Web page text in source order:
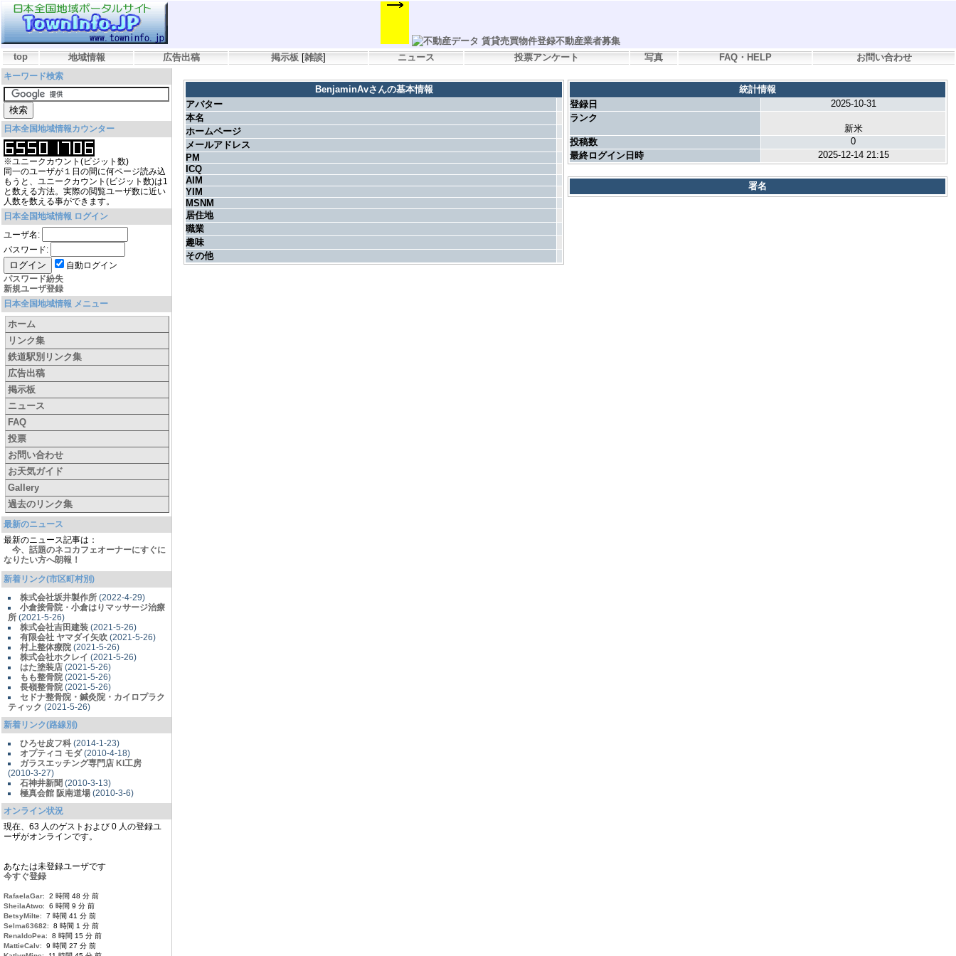
top 地域情報 広告出稿 掲示板 [雑談] ニュース 投票アンケート 写真 FAQ・HELP お問い合わせ
キーワード検索
日本全国地域情報カウンター
※ユニークカウント(ビジット数)
同一のユーザが１日の間に何ページ読み込
もうと、ユニークカウント(ビジット数)は1
と数える方法。実際の閲覧ユーザ数に近い
人数を数える事ができます。
日本全国地域情報 ログイン
ユーザ名:
パスワード:
自動ログイン
パスワード紛失
新規ユーザ登録
日本全国地域情報 メニュー
ホーム
リンク集
鉄道駅別リンク集
広告出稿
掲示板
ニュース
FAQ
投票
お問い合わせ
お天気ガイド
Gallery
過去のリンク集
最新のニュース
最新のニュース記事は：
今、話題のネコカフェオーナーにすぐに
なりたい方へ朗報！
新着リンク(市区町村別)
株式会社坂井製作所 (2022-4-29)
小倉接骨院・小倉はりマッサージ治療
所 (2021-5-26)
株式会社吉田建装 (2021-5-26)
有限会社 ヤマダイ矢吹 (2021-5-26)
村上整体療院 (2021-5-26)
株式会社ホクレイ (2021-5-26)
はた塗装店 (2021-5-26)
もも整骨院 (2021-5-26)
長嶺整骨院 (2021-5-26)
セドナ整骨院・鍼灸院・カイロプラク
ティック (2021-5-26)
新着リンク(路線別)
ひろせ皮フ科 (2014-1-23)
オプティコ モダ(2010-4-18)
ガラスエッチング専門店 KI工房
(2010-3-27)
石神井新聞 (2010-3-13)
極真会館 阪南道場 (2010-3-6)
オンライン状況
現在、63 人のゲストおよび 0 人の登録ユ
ーザがオンラインです。
あなたは未登録ユーザです
今すぐ登録
RafaelaGar: 2 時間 48 分 前
SheilaAtwo: 6 時間 9 分 前
BetsyMilte: 7 時間 41 分 前
Selma63682: 8 時間 1 分 前
RenaldoPea: 8 時間 15 分 前
MattieCalv: 9 時間 27 分 前
BenjaminAvさんの基本情報
アバター
本名
ホームページ
メールアドレス
PM
ICQ
AIM
YIM
MSNM
居住地
職業
趣味
その他
統計情報
登録日
2025-10-31
ランク
新米
投稿数
0
最終ログイン日時
2025-12-14 21:15
署名